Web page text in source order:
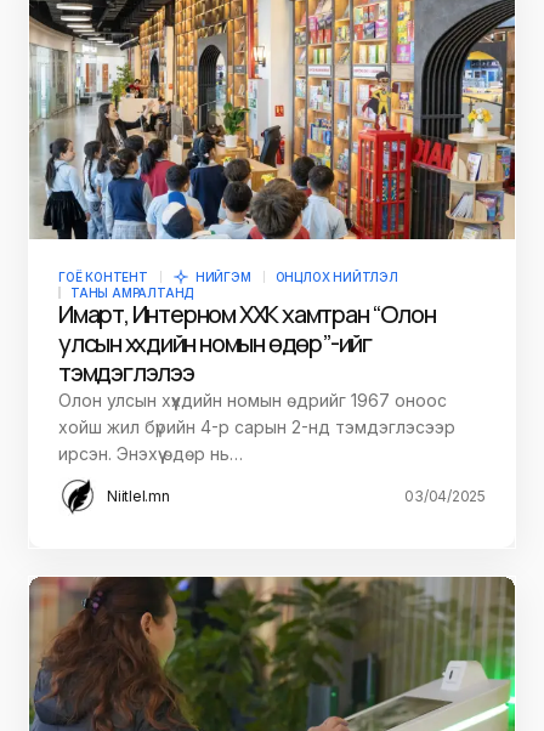
ГОЁ КОНТЕНТ НИЙГЭМ
ОНЦЛОХ НИЙТЛЭЛ
ТАНЫ АМРАЛТАНД
Имарт, Интерном ХХК хамтран “Олон
улсын хүүхдийн номын өдөр”-ийг
тэмдэглэлээ
Олон улсын хүүхдийн номын өдрийг 1967 оноос
хойш жил бүрийн 4-р сарын 2-нд тэмдэглэсээр
ирсэн. Энэхүү өдөр нь…
Niitlel.mn 03/04/2025